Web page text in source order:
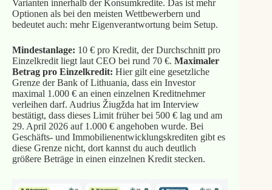
Varianten innerhalb der Konsumkredite. Das ist mehr
Optionen als bei den meisten Wettbewerbern und
bedeutet auch: mehr Eigenverantwortung beim Setup.
Mindestanlage: 10 € pro Kredit, der Durchschnitt pro
Einzelkredit liegt laut CEO bei rund 70 €. Maximaler
Betrag pro Einzelkredit: Hier gilt eine gesetzliche
Grenze der Bank of Lithuania, dass ein Investor
maximal 1.000 € an einen einzelnen Kreditnehmer
verleihen darf. Audrius Žiugžda hat im Interview
bestätigt, dass dieses Limit früher bei 500 € lag und am
29. April 2026 auf 1.000 € angehoben wurde. Bei
Geschäfts- und Immobilienentwicklungskrediten gibt es
diese Grenze nicht, dort kannst du auch deutlich
größere Beträge in einen einzelnen Kredit stecken.